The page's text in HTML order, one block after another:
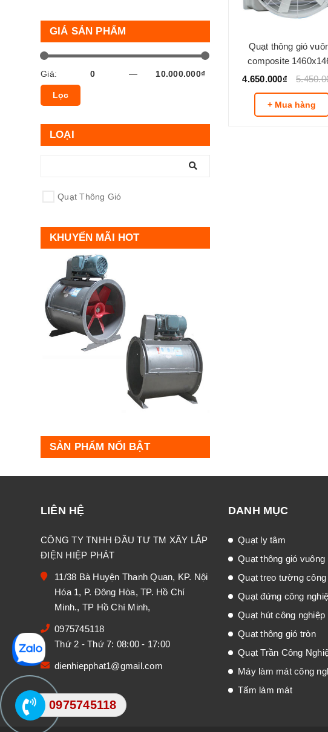
Quạt thông gió
composite
4.650.000₫
+ Mua hàng
GIÁ SẢN PHẨM
Giá: —
Lọc
LOẠI
Quạt Thông Gió
KHUYẾN MÃI HOT
SẢN PHẨM NỔI BẬT
LIÊN HỆ
CÔNG TY TNHH ĐẦU TƯ TM XÂY LẮP
ĐIỆN HIỆP PHÁT
11/38 Bà Huyện Thanh Quan, KP. Nội
Hóa 1, P. Đông Hòa, TP. Hồ Chí
Minh., TP Hồ Chí Minh,
0975745118
Thứ 2 - Thứ 7: 08:00 - 17:00
dienhiepphat1@gmail.com
DANH MỤC
Quạt ly tâm
Quạt thông gió vuông
Quạt treo tường công
Quạt đứng công
Quạt hút công nghiệp
Quạt thông gió tròn
Quạt Trần Công
Máy làm mát công
Tấm làm mát
0975745118